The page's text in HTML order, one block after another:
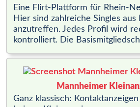
Eine Flirt-Plattform für Rhein-
Hier sind zahlreiche Singles aus
anzutreffen. Jedes Profil wird
kontrolliert. Die
Mannheimer
Ganz klassisch: